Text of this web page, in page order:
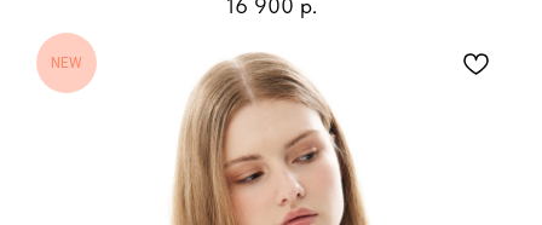
NEW